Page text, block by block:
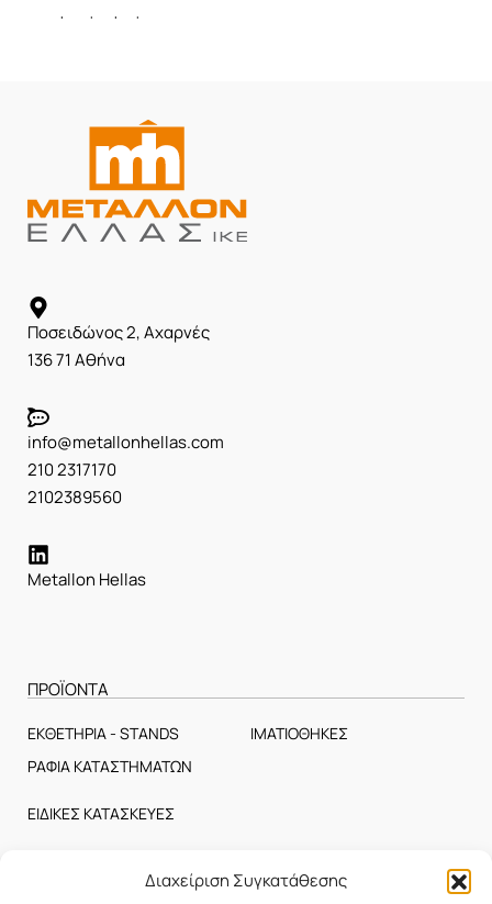
Διαχείριση Συγκατάθεσης
Ποσειδώνος 2, Αχαρνές
136 71 Αθήνα
info@metallonhellas.com
210 2317170
2102389560
Metallon Hellas
ΠΡΟΪΟΝΤΑ
ΕΚΘΕΤΗΡΙΑ - STANDS
ΙΜΑΤΙΟΘΗΚΕΣ
ΡΑΦΙΑ ΚΑΤΑΣΤΗΜΑΤΩΝ
ΕΙΔΙΚΕΣ ΚΑΤΑΣΚΕΥΕΣ